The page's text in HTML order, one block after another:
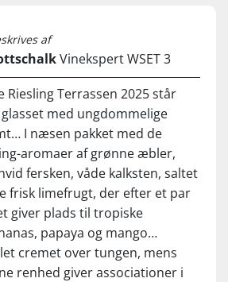
– Traisental
kr. – Set til: 79,95 kr.
af
Vinekspert WSET 3
Riesling Terrassen 2025 står
med ungdommelige
I næsen pakket med de
aromaer af grønne æbler,
fersken, våde kalksten, saltet
frisk limefrugt, der efter et par
giver plads til tropiske
papaya og mango…
cremet over tungen, mens
renhed giver associationer i